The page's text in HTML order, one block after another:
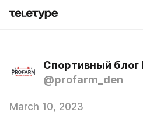
Спортивный блог
@profarm_den
March 10, 2023